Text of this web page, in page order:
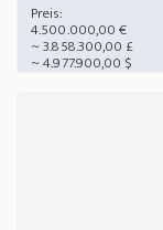
Preis:
4.500.000,00 €
~ 3.858.300,00 £
~ 4.977.900,00 $